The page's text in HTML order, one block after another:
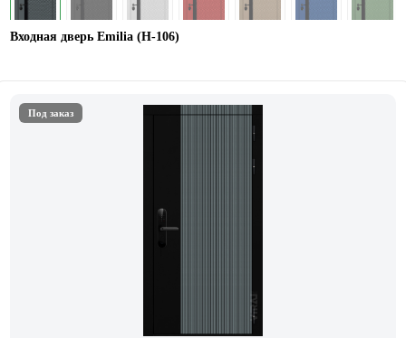
Входная дверь Emilia (Н-106)
Под заказ